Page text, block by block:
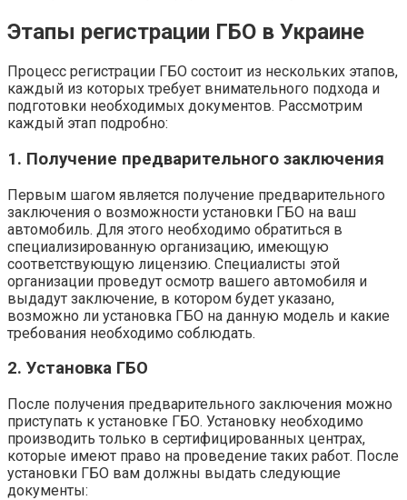
Этапы регистрации ГБО в Украине
Процесс регистрации ГБО состоит из нескольких этапов,
каждый из которых требует внимательного подхода и
подготовки необходимых документов. Рассмотрим
каждый этап подробно:
1. Получение предварительного заключения
Первым шагом является получение предварительного
заключения о возможности установки ГБО на ваш
автомобиль. Для этого необходимо обратиться в
специализированную организацию, имеющую
соответствующую лицензию. Специалисты этой
организации проведут осмотр вашего автомобиля и
выдадут заключение, в котором будет указано,
возможно ли установка ГБО на данную модель и какие
требования необходимо соблюдать.
2. Установка ГБО
После получения предварительного заключения можно
приступать к установке ГБО. Установку необходимо
производить только в сертифицированных центрах,
которые имеют право на проведение таких работ. После
установки ГБО вам должны выдать следующие
документы: